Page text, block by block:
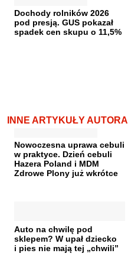
Dochody rolników 2026
pod presją. GUS pokazał
spadek cen skupu o 11,5%
INNE ARTYKUŁY AUTORA
Nowoczesna uprawa cebuli
w praktyce. Dzień cebuli
Hazera Poland i MDM
Zdrowe Plony już wkrótce
Auto na chwilę pod
sklepem? W upał dziecko
i pies nie mają tej „chwili”